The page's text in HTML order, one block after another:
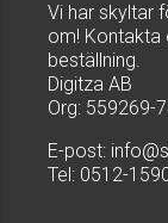
Vi har skyltar
om! Kontakta
beställning.
Digitza AB
Org: 559269-
E-post:
Tel: 0512-